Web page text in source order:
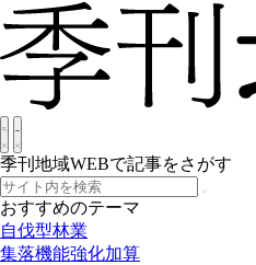
季刊地域WEBで記事をさがす
おすすめのテーマ
自伐型林業
集落機能強化加算